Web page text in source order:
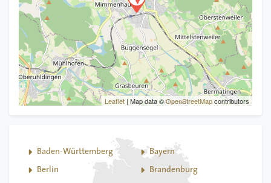
Leaflet | Map data ©OpenStreetMapcontributors
Baden-Württemberg
Bayern
Berlin
Brandenburg